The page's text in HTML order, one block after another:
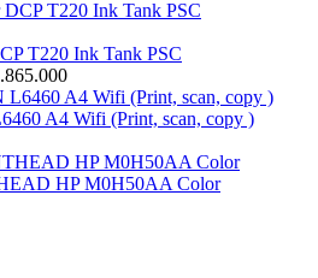
T220 Ink Tank PSC
A4 Wifi (Print, scan, copy )
HP M0H50AA Color